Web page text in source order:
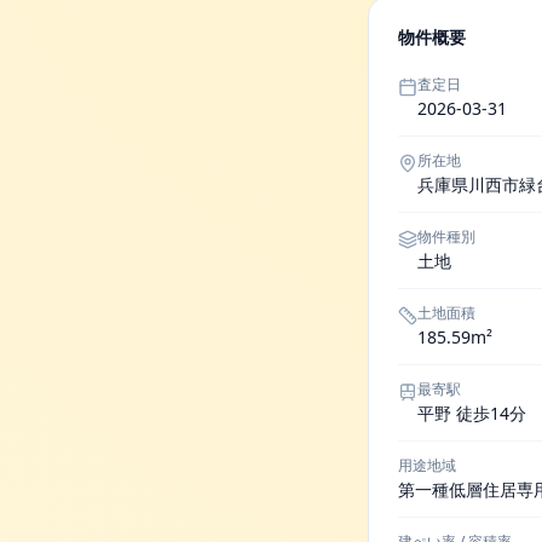
物件概要
査定日
2026-03-31
所在地
兵庫県川西市緑
物件種別
土地
土地面積
185.59m²
最寄駅
平野 徒歩14分
用途地域
第一種低層住居専